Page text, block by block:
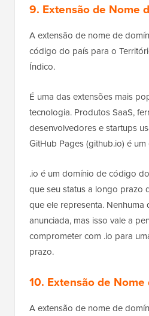
9. Extensão de Nome
A extensão de nome de
código do país para o
Índico.
É uma das extensões mais
tecnologia. Produtos SaaS,
desenvolvedores e startups
GitHub Pages (github.io) é
.io é um domínio de código
que seu status a longo prazo
que ele representa. Nenhuma
anunciada, mas isso vale a
comprometer com .io para
prazo.
10. Extensão de
A extensão de nome de